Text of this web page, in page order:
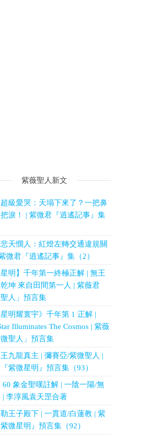
紫薇聖人新文
級愛哭：天塌下來了？一把鼻
淚！ | 紫微君『逍遙記事』集
天憫人：紅燈左轉交通違規關
微君『逍遙記事』集（2）
星明】千年第一終極正解 | 無王
坤 來自田間第一人 | 紫薇君
聖人」預言集
星明耀寰宇》千年第 1 正解 |
Illuminates The Cosmos | 紫薇
聖人」預言集
九龍真主 | 彌賽亞/紫微聖人 |
紫微星明』預言集（93）
60 象金聖嘆註解 | 一陰一陽/無
| 李淳風袁天罡合著
王子殿下 | 一貫道/白蓮教 | 紫
微星明』預言集（92）